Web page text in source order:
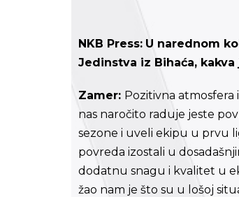
NKB Press: U narednom
Jedinstva iz Bihaća,
Zamer: Pozitivna atmosfera
nas naročito raduje jeste
sezone i uveli ekipu u prvu
povreda izostali u
dodatnu snagu i kvalitet u
žao nam je što su u lošoj